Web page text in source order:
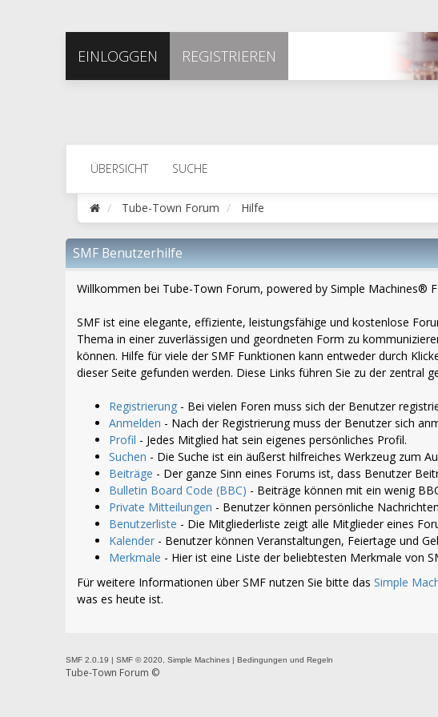
EINLOGGEN REGISTRIEREN
ÜBERSICHT SUCHE
Tube-Town Forum Hilfe
SMF Benutzerhilfe
Willkommen bei Tube-Town Forum, powered by Simple Machines®
SMF ist eine elegante, effiziente, leistungsfähige und kostenlose
Thema in einer zuverlässigen und geordneten Form zu
können. Hilfe für viele der SMF Funktionen kann entweder durch
dieser Seite gefunden werden. Diese Links führen Sie zu der zentral
Registrierung - Bei vielen Foren muss sich der Benutzer
Anmelden - Nach der Registrierung muss der Benutzer sich
Profil - Jedes Mitglied hat sein eigenes persönliches Profil.
Suchen - Die Suche ist ein äußerst hilfreiches Werkzeug zum
Beiträge - Der ganze Sinn eines Forums ist, dass Benutzer
Bulletin Board Code (BBC) - Beiträge können mit ein wenig
Private Mitteilungen - Benutzer können persönliche
Benutzerliste - Die Mitgliederliste zeigt alle Mitglieder eines
Kalender - Benutzer können Veranstaltungen, Feiertage und
Merkmale - Hier ist eine Liste der beliebtesten Merkmale von
Für weitere Informationen über SMF nutzen Sie bitte dasSimple
was es heute ist.
SMF 2.0.19 |SMF © 2020 ,Simple Machines |Bedingungen und Regeln
Tube-Town Forum ©